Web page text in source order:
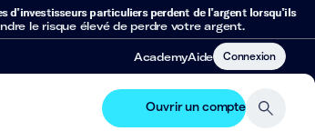
d’investisseurs particuliers perdent de l’argent lorsqu’ils
le risque élevé de perdre votre argent.
AcademyAide Connexion
Ouvrir un compte